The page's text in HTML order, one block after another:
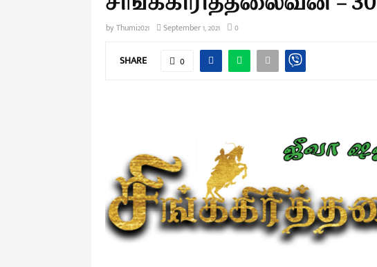
byThumi2021 September 1, 2021 0
SHARE 0